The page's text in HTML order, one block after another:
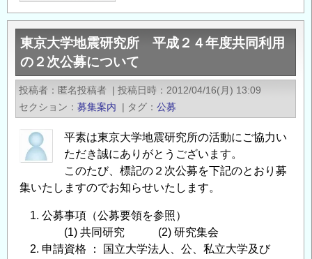
杭
基
礎
の
荷
重
分
担
に
い
の
東京大学地震研究所 平成２４年度共同利用
の２次公募について
投稿者 匿名投稿者 | 投稿日時
2012/04/16(月) 13:09
セクション
募集案内 | タグ 公募
平素は東京大学地震研究所の活動にご協力い
ただき誠にありがとうございます。
このたび、標記の２次公募を下記のとおり募
集いたしますのでお知らせいたします。
公募事項（公募要領を参照）
(1) 共同研究 (2) 研究集会
申請資格 ： 国立大学法人、公、私立大学及び